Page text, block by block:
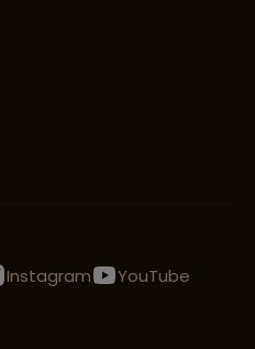
Instagram
YouTube